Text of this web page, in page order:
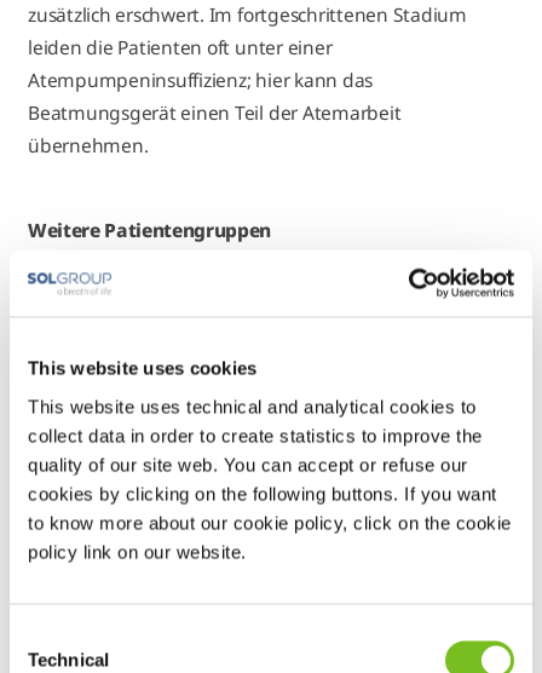
This website uses cookies
This website uses technical and analytical cookies to
collect data in order to create statistics to improve the
quality of our site web. You can accept or refuse our
cookies by clicking on the following buttons. If you want
to know more about our cookie policy, click on the cookie
policy link on our website.
Selection
Technical
zusätzlich erschwert. Im fortgeschrittenen Stadium
leiden die Patienten oft unter einer
Atempumpeninsuffizienz; hier kann das
Beatmungsgerät einen Teil der Atemarbeit
übernehmen.
Weitere Patientengruppen
Die Zahl der Patienten mit
häuslicher Beatmungsteigt
neuromuskulären Erkrankungen
ALS, Dystrophien, SMA) sowie Patienten mit
Kyphoskoliosenwerden häufig mit
Heimbeatmungsgeräten versorgt.
Nicht-invasive Beatmung (NIV)